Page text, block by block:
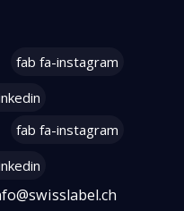
fab fa-instagram
fab fa-instagram